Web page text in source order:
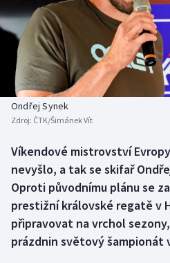
Atletika
Baseball a softbal
Basketbal
Biatlon
Boby a skeleton
Box
Cyklistika
Soutěže
Historické návraty
Aplikace ČT sport
AZ kvíz
Ondřej Synek
Zdroj: ČTK/Šimánek Vít
Víkendové mistrovství
nevyšlo, a tak se skifař
Oproti původnímu plánu se
prestižní královské regatě v
připravovat na vrchol
prázdnin světový šampionát